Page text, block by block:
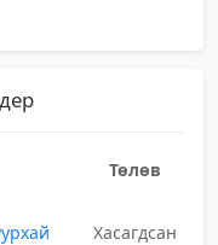
Төлөв
Хасагдсан